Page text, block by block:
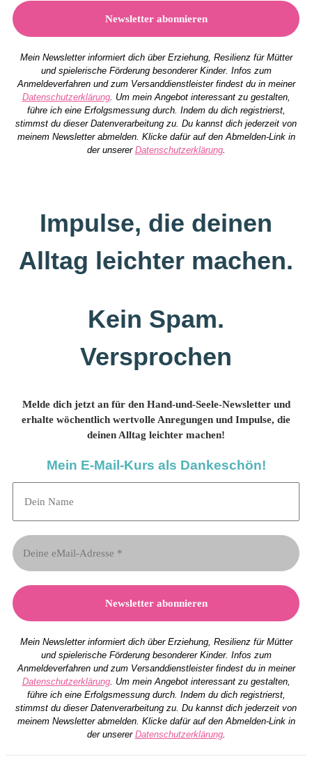
Mein Newsletter informiert dich über Erziehung, Resilienz für Mütter
und spielerische Förderung besonderer Kinder. Infos zum
Anmeldeverfahren und zum Versanddienstleister findest du in meiner
Datenschutzerklärung. Um mein Angebot interessant zu gestalten,
führe ich eine Erfolgsmessung durch. Indem du dich registrierst,
stimmst du dieser Datenverarbeitung zu. Du kannst dich jederzeit von
meinem Newsletter abmelden. Klicke dafür auf den Abmelden-Link in
der unserer Datenschutzerklärung.
Impulse, die deinen
Alltag leichter machen.
Kein Spam.
Versprochen
Melde dich jetzt an für den Hand-und-Seele-Newsletter und
erhalte wöchentlich wertvolle Anregungen und Impulse, die
deinen Alltag leichter machen!
Mein E-Mail-Kurs als Dankeschön!
Mein Newsletter informiert dich über Erziehung, Resilienz für Mütter
und spielerische Förderung besonderer Kinder. Infos zum
Anmeldeverfahren und zum Versanddienstleister findest du in meiner
Datenschutzerklärung. Um mein Angebot interessant zu gestalten,
führe ich eine Erfolgsmessung durch. Indem du dich registrierst,
stimmst du dieser Datenverarbeitung zu. Du kannst dich jederzeit von
meinem Newsletter abmelden. Klicke dafür auf den Abmelden-Link in
der unserer Datenschutzerklärung.